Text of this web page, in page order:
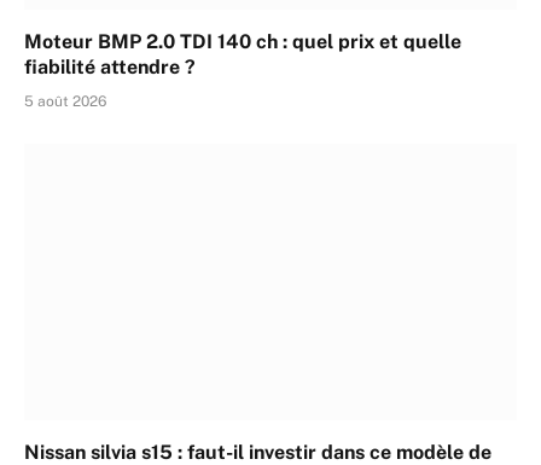
Moteur BMP 2.0 TDI 140 ch : quel prix et quelle
fiabilité attendre ?
5 août 2026
Nissan silvia s15 : faut-il investir dans ce modèle de